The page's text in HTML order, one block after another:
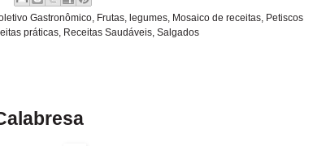
Gastronômico Frutas legumes Mosaico de receitas Petiscos
práticas Receitas Saudáveis Salgados